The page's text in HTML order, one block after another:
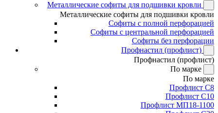
Металлические софиты для подшивки кровли
Металлические софиты для подшивки кровли
Софиты с полной перфорацией
Софиты с центральной перфорацией
Софиты без перфорации
Профнастил (профлист)
Профнастил (профлист)
По марке
По марке
Профлист С8
Профлист С10
Профлист МП18-1100